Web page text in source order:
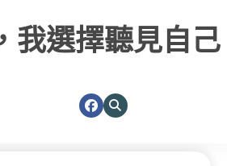
我選擇聽見自己